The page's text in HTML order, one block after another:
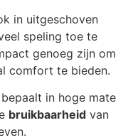
in uitgeschoven
speling toe te
genoeg zijn om
comfort te bieden.
in hoge mate
bruikbaarheid van